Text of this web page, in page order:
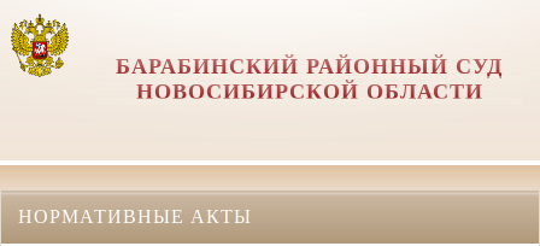
БАРАБИНСКИЙ РАЙОННЫЙ СУД
НОВОСИБИРСКОЙ ОБЛАСТИ
НОРМАТИВНЫЕ АКТЫ